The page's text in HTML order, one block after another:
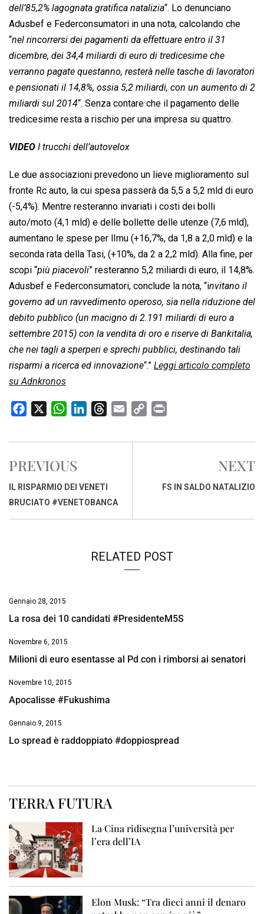
o
k
p
p
I
n
s
n
k
dell’85,2% lagognata gratifica natalizia“. Lo denunciano
Adusbef e Federconsumatori in una nota, calcolando che
“nel rincorrersi dei pagamenti da effettuare entro il 31
dicembre, dei 34,4 miliardi di euro di tredicesime che
verranno pagate questanno, resterà nelle tasche di lavoratori
e pensionati il 14,8%, ossia 5,2 miliardi, con un aumento di 2
miliardi sul 2014“. Senza contare che il pagamento delle
tredicesime resta a rischio per una impresa su quattro.
VIDEO I trucchi dell’autovelox
Le due associazioni prevedono un lieve miglioramento sul
fronte Rc auto, la cui spesa passerà da 5,5 a 5,2 mld di euro
(-5,4%). Mentre resteranno invariati i costi dei bolli
auto/moto (4,1 mld) e delle bollette delle utenze (7,6 mld),
aumentano le spese per lImu (+16,7%, da 1,8 a 2,0 mld) e la
seconda rata della Tasi, (+10%, da 2 a 2,2 mld). Alla fine, per
scopi “più piacevoli” resteranno 5,2 miliardi di euro, il 14,8%.
Adusbef e Federconsumatori, conclude la nota, “invitano il
governo ad un ravvedimento operoso, sia nella riduzione del
debito pubblico (un macigno di 2.191 miliardi di euro a
settembre 2015) con la vendita di oro e riserve di Bankitalia,
che nei tagli a sperperi e sprechi pubblici, destinando tali
risparmi a ricerca ed innovazione“.” Leggi articolo completo
su Adnkronos
c
b
o
o
W
a
s
A
p
n
d
I
r
d
s
a
p
i
PREVIOUS
IL RISPARMIO DEI VENETI
BRUCIATO #VENETOBANCA
NEXT
FS IN SALDO NATALIZIO
RELATED POST
Gennaio 28, 2015
La rosa dei 10 candidati #PresidenteM5S
Novembre 6, 2015
Milioni di euro esentasse al Pd con i rimborsi ai senatori
Novembre 10, 2015
Apocalisse #Fukushima
Gennaio 9, 2015
Lo spread è raddoppiato #doppiospread
TERRA FUTURA
La Cina ridisegna l’università per
l’era dell’IA
Elon Musk: “Tra dieci anni il denaro